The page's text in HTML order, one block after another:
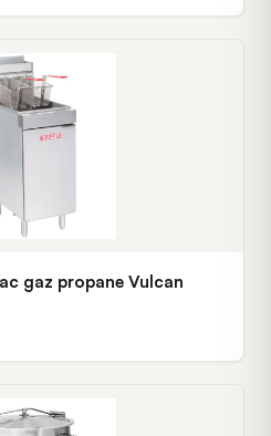
gaz propane Vulcan